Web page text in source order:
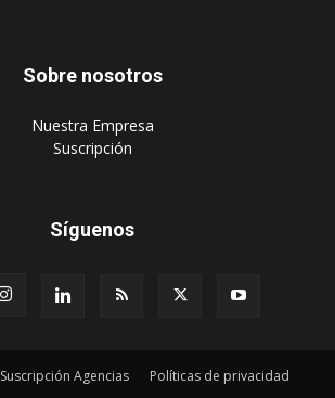
Sobre nosotros
‎Nuestra Empresa
‎Suscripción
Síguenos
Suscripción Agencias Políticas de privacidad